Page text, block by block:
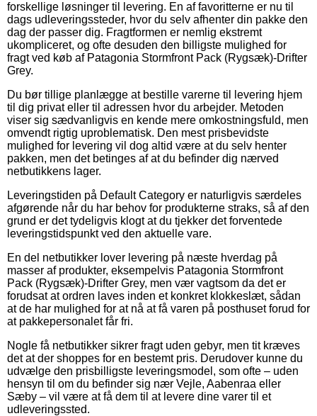
forskellige løsninger til levering. En af favoritterne er nu til
dags udleveringssteder, hvor du selv afhenter din pakke den
dag der passer dig. Fragtformen er nemlig ekstremt
ukompliceret, og ofte desuden den billigste mulighed for
fragt ved køb af Patagonia Stormfront Pack (Rygsæk)-Drifter
Grey.
Du bør tillige planlægge at bestille varerne til levering hjem
til dig privat eller til adressen hvor du arbejder. Metoden
viser sig sædvanligvis en kende mere omkostningsfuld, men
omvendt rigtig uproblematisk. Den mest prisbevidste
mulighed for levering vil dog altid være at du selv henter
pakken, men det betinges af at du befinder dig nærved
netbutikkens lager.
Leveringstiden på Default Category er naturligvis særdeles
afgørende når du har behov for produkterne straks, så af den
grund er det tydeligvis klogt at du tjekker det forventede
leveringstidspunkt ved den aktuelle vare.
En del netbutikker lover levering på næste hverdag på
masser af produkter, eksempelvis Patagonia Stormfront
Pack (Rygsæk)-Drifter Grey, men vær vagtsom da det er
forudsat at ordren laves inden et konkret klokkeslæt, sådan
at de har mulighed for at nå at få varen på posthuset forud for
at pakkepersonalet får fri.
Nogle få netbutikker sikrer fragt uden gebyr, men tit kræves
det at der shoppes for en bestemt pris. Derudover kunne du
udvælge den prisbilligste leveringsmodel, som ofte – uden
hensyn til om du befinder sig nær Vejle, Aabenraa eller
Sæby – vil være at få dem til at levere dine varer til et
udleveringssted.